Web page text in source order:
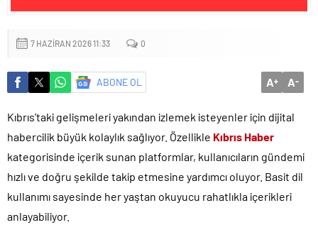
7 HAZIRAN 2026 11:33 0
ABONE OL A+ A-
Kıbrıs’taki gelişmeleri yakından izlemek isteyenler için dijital
habercilik büyük kolaylık sağlıyor. Özellikle Kıbrıs Haber
kategorisinde içerik sunan platformlar, kullanıcıların gündemi
hızlı ve doğru şekilde takip etmesine yardımcı oluyor. Basit dil
kullanımı sayesinde her yaştan okuyucu rahatlıkla içerikleri
anlayabiliyor.